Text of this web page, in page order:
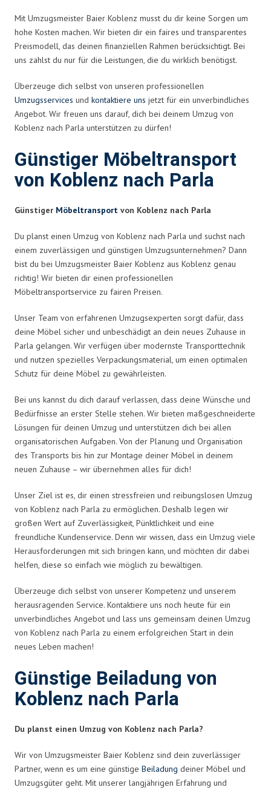
Mit Umzugsmeister Baier Koblenz musst du dir keine Sorgen um
hohe Kosten machen. Wir bieten dir ein faires und transparentes
Preismodell, das deinen finanziellen Rahmen berücksichtigt. Bei
uns zahlst du nur für die Leistungen, die du wirklich benötigst.
Überzeuge dich selbst von unseren professionellen
Umzugsservices und kontaktiere uns jetzt für ein unverbindliches
Angebot. Wir freuen uns darauf, dich bei deinem Umzug von
Koblenz nach Parla unterstützen zu dürfen!
Günstiger Möbeltransport
von Koblenz nach Parla
Günstiger Möbeltransport von Koblenz nach Parla
Du planst einen Umzug von Koblenz nach Parla und suchst nach
einem zuverlässigen und günstigen Umzugsunternehmen? Dann
bist du bei Umzugsmeister Baier Koblenz aus Koblenz genau
richtig! Wir bieten dir einen professionellen
Möbeltransportservice zu fairen Preisen.
Unser Team von erfahrenen Umzugsexperten sorgt dafür, dass
deine Möbel sicher und unbeschädigt an dein neues Zuhause in
Parla gelangen. Wir verfügen über modernste Transporttechnik
und nutzen spezielles Verpackungsmaterial, um einen optimalen
Schutz für deine Möbel zu gewährleisten.
Bei uns kannst du dich darauf verlassen, dass deine Wünsche und
Bedürfnisse an erster Stelle stehen. Wir bieten maßgeschneiderte
Lösungen für deinen Umzug und unterstützen dich bei allen
organisatorischen Aufgaben. Von der Planung und Organisation
des Transports bis hin zur Montage deiner Möbel in deinem
neuen Zuhause – wir übernehmen alles für dich!
Unser Ziel ist es, dir einen stressfreien und reibungslosen Umzug
von Koblenz nach Parla zu ermöglichen. Deshalb legen wir
großen Wert auf Zuverlässigkeit, Pünktlichkeit und eine
freundliche Kundenservice. Denn wir wissen, dass ein Umzug viele
Herausforderungen mit sich bringen kann, und möchten dir dabei
helfen, diese so einfach wie möglich zu bewältigen.
Überzeuge dich selbst von unserer Kompetenz und unserem
herausragenden Service. Kontaktiere uns noch heute für ein
unverbindliches Angebot und lass uns gemeinsam deinen Umzug
von Koblenz nach Parla zu einem erfolgreichen Start in dein
neues Leben machen!
Günstige Beiladung von
Koblenz nach Parla
Du planst einen Umzug von Koblenz nach Parla?
Wir von Umzugsmeister Baier Koblenz sind dein zuverlässiger
Partner, wenn es um eine günstige Beiladung deiner Möbel und
Umzugsgüter geht. Mit unserer langjährigen Erfahrung und